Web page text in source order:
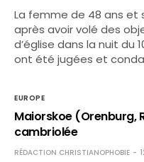
La femme de 48 ans et
après avoir volé des
d’église dans la nuit du
ont été jugées et
EUROPE
Maiorskoe (Orenburg,
cambriolée
RÉDACTION CHRISTIANOPHOBIE